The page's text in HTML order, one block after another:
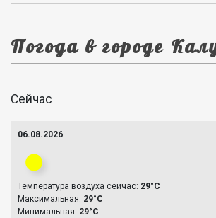
Погода в городе
Сейчас
06.08.2026
Температура воздуха сейчас: 29°C
Максимальная: 29°C
Минимальная: 29°C